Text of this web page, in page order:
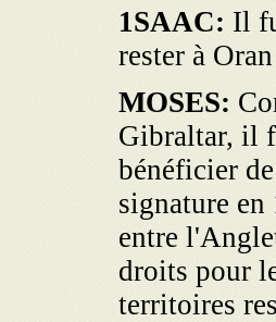
1SAAC: Il
rester à
MOSES:
Gibraltar, il
bénéficier
signature en
entre
droits pour
territoires